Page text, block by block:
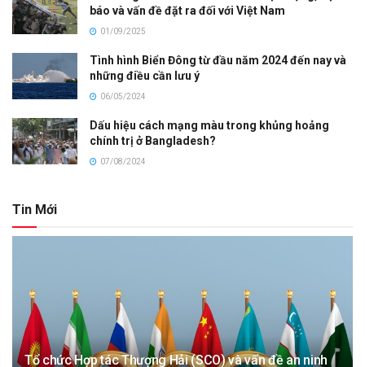
báo và vấn đề đặt ra đối với Việt Nam
01/09/2025
Tình hình Biển Đông từ đầu năm 2024 đến nay và
những điều cần lưu ý
06/05/2024
Dấu hiệu cách mạng màu trong khủng hoảng
chính trị ở Bangladesh?
07/08/2024
Tin Mới
Tổ chức Hợp tác Thượng Hải (SCO) và vấn đề an ninh